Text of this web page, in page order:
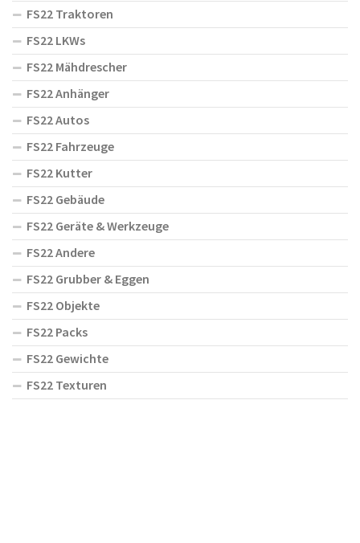
FS22 Traktoren
FS22 LKWs
FS22 Mähdrescher
FS22 Anhänger
FS22 Autos
FS22 Fahrzeuge
FS22 Kutter
FS22 Gebäude
FS22 Geräte & Werkzeuge
FS22 Andere
FS22 Grubber & Eggen
FS22 Objekte
FS22 Packs
FS22 Gewichte
FS22 Texturen